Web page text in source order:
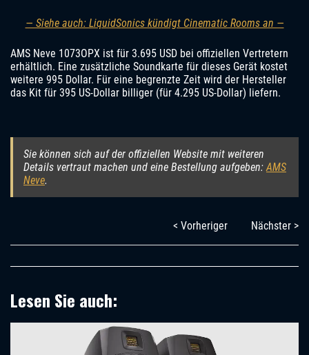
— Siehe auch: LiquidSonics kündigt Cinematic Rooms an —
AMS Neve 1073OPX ist für 3.695 USD bei offiziellen Vertretern
erhältlich. Eine zusätzliche Soundkarte für dieses Gerät kostet
weitere 995 Dollar. Für eine begrenzte Zeit wird der Hersteller
das Kit für 395 US-Dollar billiger (für 4.295 US-Dollar) liefern.
Sie können sich auf der offiziellen Website mit weiteren
Details vertraut machen und eine Bestellung aufgeben: AMS
Neve.
< Vorheriger Nächster >
Lesen Sie auch: